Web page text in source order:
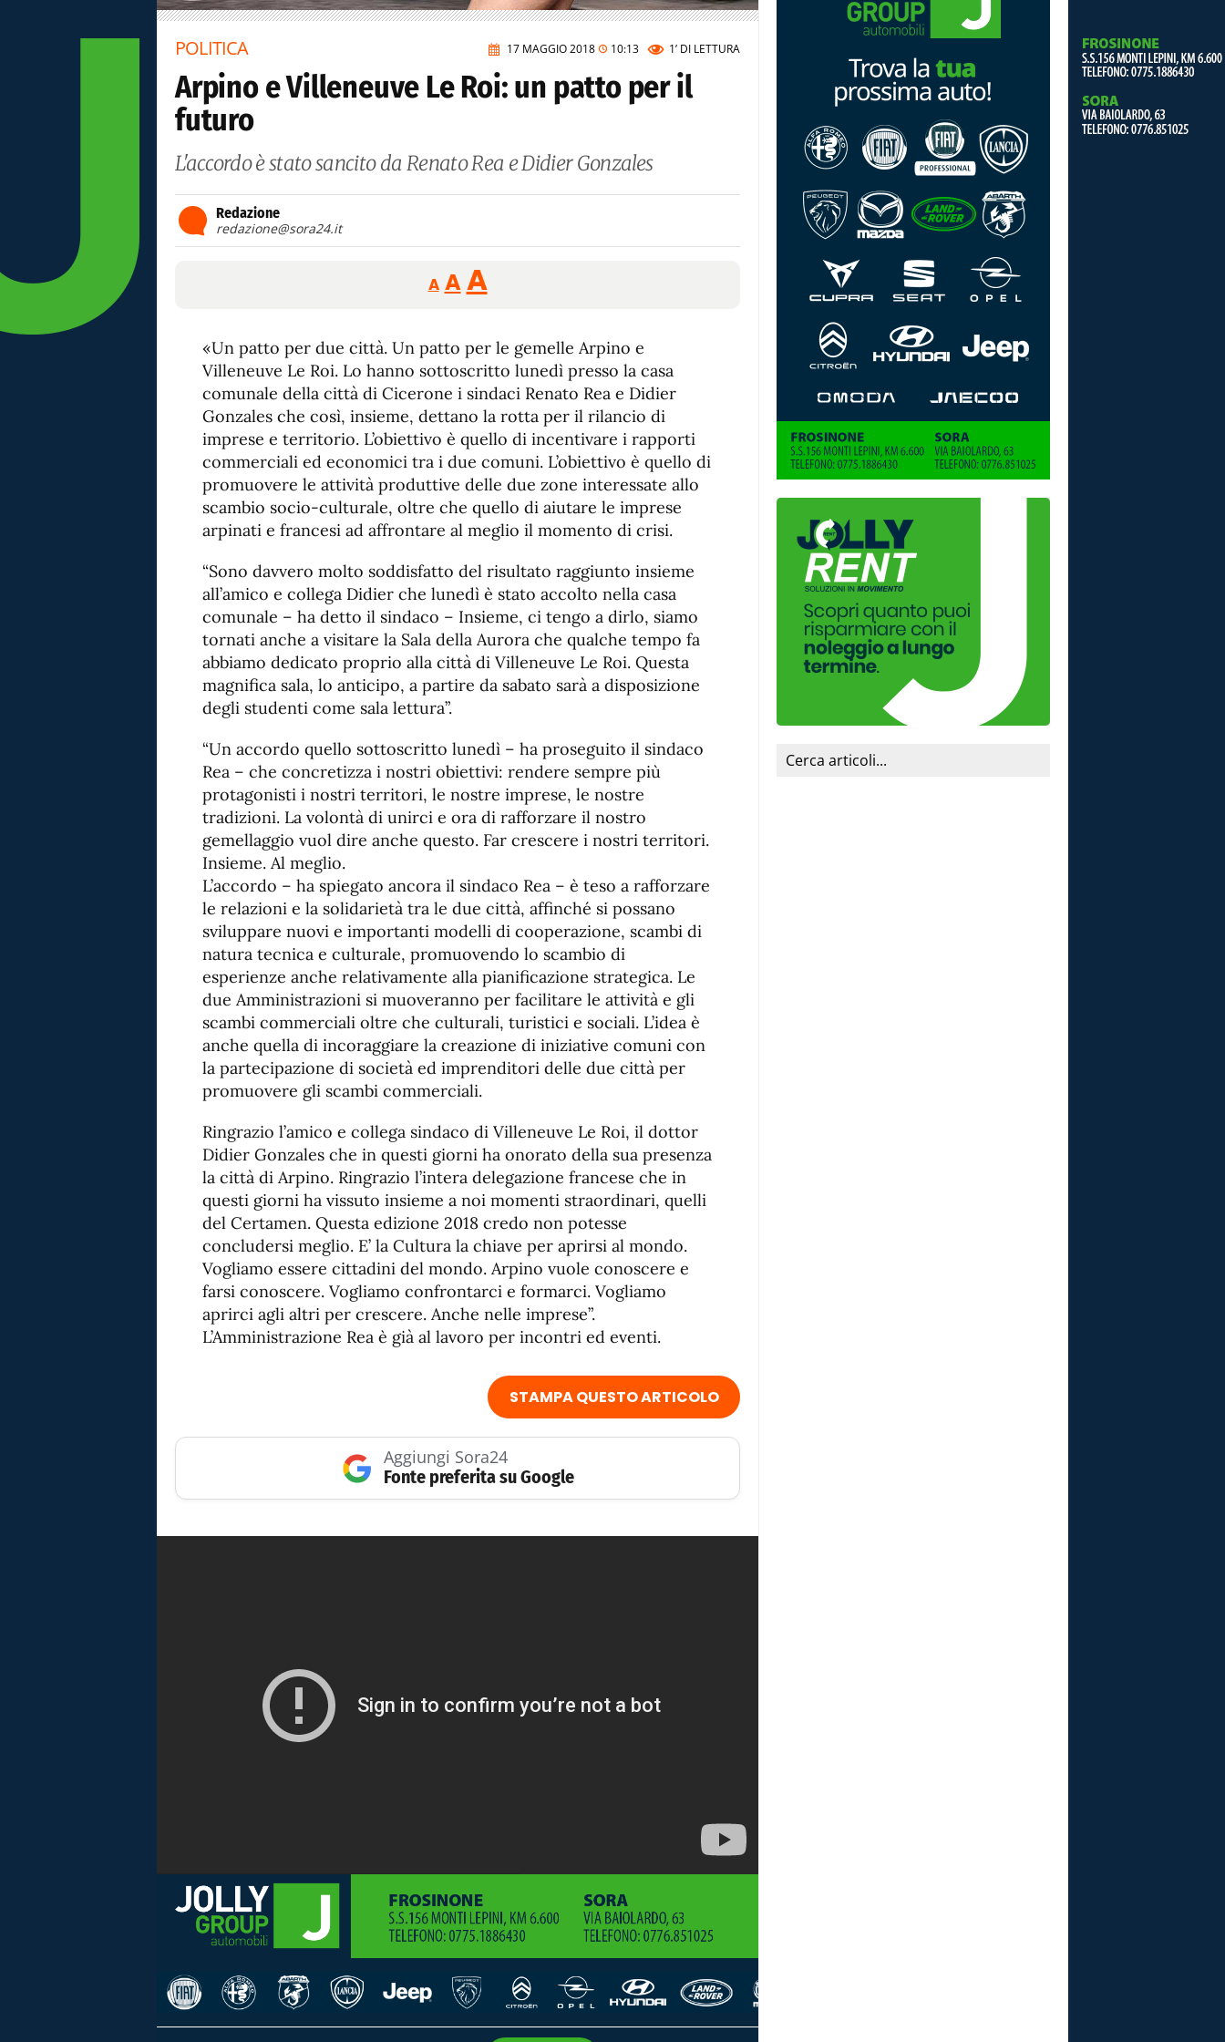
17 MAGGIO 2018 10:13 1’ DI LETTURA
POLITICA
Arpino e Villeneuve Le Roi: un patto per il
futuro
L'accordo è stato sancito da Renato Rea e Didier Gonzales
Redazione
redazione@sora24.it
A
Reducir
tamaño
A Restablecer
tamaño
fuente
AAumentar
de
fuente.
«Un patto per due città. Un patto per le gemelle Arpino e
Villeneuve Le Roi. Lo hanno sottoscritto lunedì presso la casa
comunale della città di Cicerone i sindaci Renato Rea e Didier
Gonzales che così, insieme, dettano la rotta per il rilancio di
imprese e territorio. L’obiettivo è quello di incentivare i rapporti
commerciali ed economici tra i due comuni. L’obiettivo è quello di
promuovere le attività produttive delle due zone interessate allo
scambio socio-culturale, oltre che quello di aiutare le imprese
arpinati e francesi ad affrontare al meglio il momento di crisi.
“Sono davvero molto soddisfatto del risultato raggiunto insieme
all’amico e collega Didier che lunedì è stato accolto nella casa
comunale – ha detto il sindaco – Insieme, ci tengo a dirlo, siamo
tornati anche a visitare la Sala della Aurora che qualche tempo fa
abbiamo dedicato proprio alla città di Villeneuve Le Roi. Questa
magnifica sala, lo anticipo, a partire da sabato sarà a disposizione
degli studenti come sala lettura”.
“Un accordo quello sottoscritto lunedì – ha proseguito il sindaco
Rea – che concretizza i nostri obiettivi: rendere sempre più
protagonisti i nostri territori, le nostre imprese, le nostre
tradizioni. La volontà di unirci e ora di rafforzare il nostro
gemellaggio vuol dire anche questo. Far crescere i nostri territori.
Insieme. Al meglio.
L’accordo – ha spiegato ancora il sindaco Rea – è teso a rafforzare
le relazioni e la solidarietà tra le due città, affinché si possano
sviluppare nuovi e importanti modelli di cooperazione, scambi di
natura tecnica e culturale, promuovendo lo scambio di
esperienze anche relativamente alla pianificazione strategica. Le
due Amministrazioni si muoveranno per facilitare le attività e gli
scambi commerciali oltre che culturali, turistici e sociali. L’idea è
anche quella di incoraggiare la creazione di iniziative comuni con
la partecipazione di società ed imprenditori delle due città per
promuovere gli scambi commerciali.
Ringrazio l’amico e collega sindaco di Villeneuve Le Roi, il dottor
Didier Gonzales che in questi giorni ha onorato della sua presenza
la città di Arpino. Ringrazio l’intera delegazione francese che in
questi giorni ha vissuto insieme a noi momenti straordinari, quelli
del Certamen. Questa edizione 2018 credo non potesse
concludersi meglio. E’ la Cultura la chiave per aprirsi al mondo.
Vogliamo essere cittadini del mondo. Arpino vuole conoscere e
farsi conoscere. Vogliamo confrontarci e formarci. Vogliamo
aprirci agli altri per crescere. Anche nelle imprese”.
L’Amministrazione Rea è già al lavoro per incontri ed eventi.
STAMPA QUESTO ARTICOLO
Aggiungi Sora24
Fonte preferita su Google